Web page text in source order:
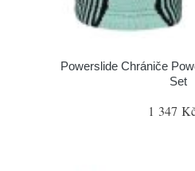
Powerslide Chrániče
Set
1 347